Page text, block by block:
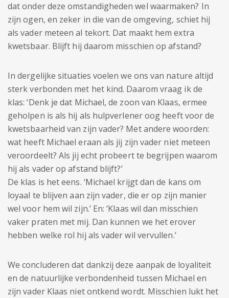
dat onder deze omstandigheden wel waarmaken? In
zijn ogen, en zeker in die van de omgeving, schiet hij
als vader meteen al tekort. Dat maakt hem extra
kwetsbaar. Blijft hij daarom misschien op afstand?
In dergelijke situaties voelen we ons van nature altijd
sterk verbonden met het kind. Daarom vraag ik de
klas: ‘Denk je dat Michael, de zoon van Klaas, ermee
geholpen is als hij als hulpverlener oog heeft voor de
kwetsbaarheid van zijn vader? Met andere woorden:
wat heeft Michael eraan als jij zijn vader niet meteen
veroordeelt? Als jij echt probeert te begrijpen waarom
hij als vader op afstand blijft?’
De klas is het eens. ‘Michael krijgt dan de kans om
loyaal te blijven aan zijn vader, die er op zijn manier
wel voor hem wil zijn.’ En: ‘Klaas wil dan misschien
vaker praten met mij. Dan kunnen we het erover
hebben welke rol hij als vader wil vervullen.’
We concluderen dat dankzij deze aanpak de loyaliteit
en de natuurlijke verbondenheid tussen Michael en
zijn vader Klaas niet ontkend wordt. Misschien lukt het